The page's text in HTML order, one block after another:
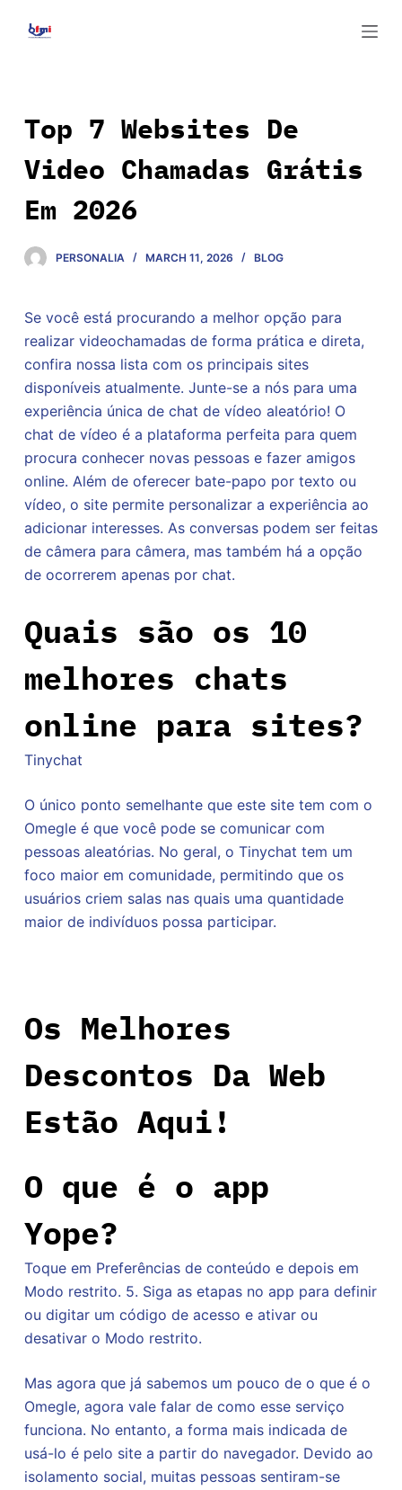
c
e
Top 7 Websites De
Video Chamadas Grátis
Em 2026
PERSONALIA MARCH 11, 2026 BLOG
Se você está procurando a melhor opção para
realizar videochamadas de forma prática e direta,
confira nossa lista com os principais sites
disponíveis atualmente. Junte-se a nós para uma
experiência única de chat de vídeo aleatório! O
chat de vídeo é a plataforma perfeita para quem
procura conhecer novas pessoas e fazer amigos
online. Além de oferecer bate-papo por texto ou
vídeo, o site permite personalizar a experiência ao
adicionar interesses. As conversas podem ser feitas
de câmera para câmera, mas também há a opção
de ocorrerem apenas por chat.
Quais são os 10
melhores chats
online para sites?
Tinychat
O único ponto semelhante que este site tem com o
Omegle é que você pode se comunicar com
pessoas aleatórias. No geral, o Tinychat tem um
foco maior em comunidade, permitindo que os
usuários criem salas nas quais uma quantidade
maior de indivíduos possa participar.
Os Melhores
Descontos Da Web
Estão Aqui!
O que é o app
Yope?
Toque em Preferências de conteúdo e depois em
Modo restrito. 5. Siga as etapas no app para definir
ou digitar um código de acesso e ativar ou
desativar o Modo restrito.
Mas agora que já sabemos um pouco de o que é o
Omegle, agora vale falar de como esse serviço
funciona. No entanto, a forma mais indicada de
usá-lo é pelo site a partir do navegador. Devido ao
isolamento social, muitas pessoas sentiram-se